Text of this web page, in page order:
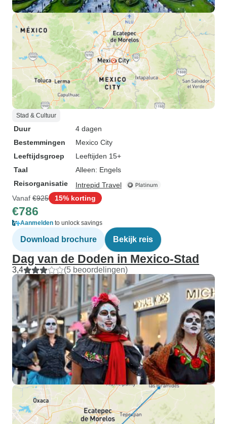
Stad & Cultuur
Duur
4 dagen
Bestemmingen
Mexico City
Leeftijdsgroep
Leeftijden 15+
Taal
Alleen: Engels
Reisorganisatie
Intrepid Travel
Vanaf €925 15% korting
€786
Aanmelden to unlock savings
Download brochure Bekijk reis
Dag van de Doden in Mexico-Stad
3,4 (5 beoordelingen)